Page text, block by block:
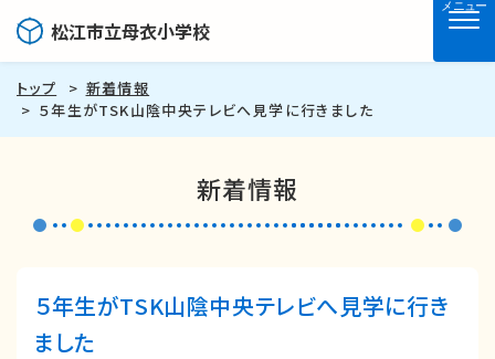
松江市立母衣小学校
メニュー
トップ
新着情報
５年生がTSK山陰中央テレビへ見学に行きました
新着情報
５年生がTSK山陰中央テレビへ見学に行き
ました